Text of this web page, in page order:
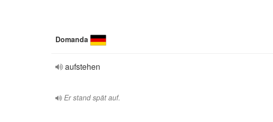
Domanda
aufstehen
Er stand spät auf.